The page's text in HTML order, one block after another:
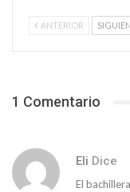
ANTERIOR
1 Comentario
Eli Dice
El